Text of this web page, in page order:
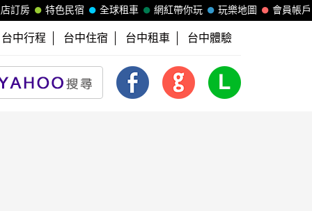
會員帳戶
玩樂地圖
網紅帶你玩
全球租車
特色民宿
訂房
台中行程 台中住宿 台中租車 台中體驗